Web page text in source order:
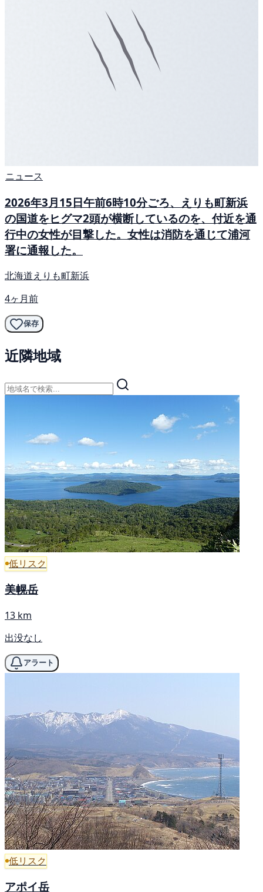
ニュース
2026年3月15日午前6時10分ごろ、えりも町新浜
の国道をヒグマ2頭が横断しているのを、付近を通
行中の女性が目撃した。女性は消防を通じて浦河
署に通報した。
北海道えりも町新浜
4ヶ月前
保存
近隣地域
低リスク
美幌岳
13 km
出没なし
アラート
低リスク
アポイ岳